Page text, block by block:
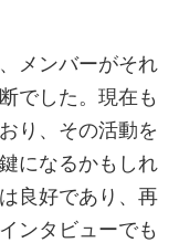
メンバーがそれ
でした。現在も
り、その活動を
になるかもしれ
良好であり、再
ンタビューでも